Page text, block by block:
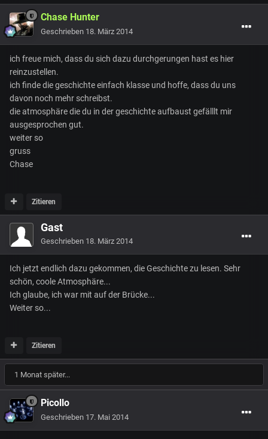
Chase Hunter
Geschrieben 18. März 2014
ich freue mich, dass du sich dazu durchgerungen hast es hier
reinzustellen.
ich finde die geschichte einfach klasse und hoffe, dass du uns
davon noch mehr schreibst.
die atmosphäre die du in der geschichte aufbaust gefälllt mir
ausgesprochen gut.
weiter so
gruss
Chase
Zitieren
Gast
Geschrieben 18. März 2014
Ich jetzt endlich dazu gekommen, die Geschichte zu lesen. Sehr
schön, coole Atmosphäre...
Ich glaube, ich war mit auf der Brücke...
Weiter so...
Zitieren
1 Monat später...
Picollo
Geschrieben 17. Mai 2014